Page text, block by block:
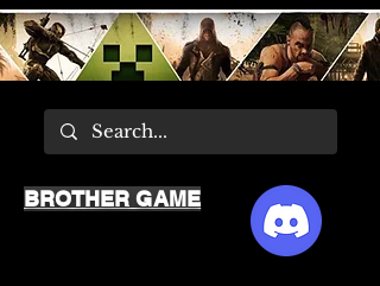
BROTHER GAME